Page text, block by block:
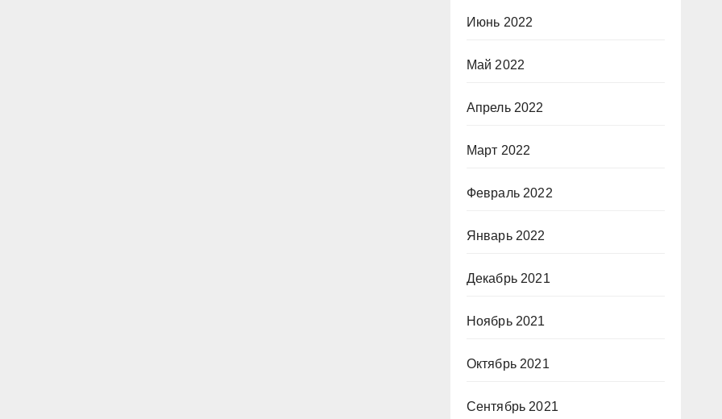
Июнь 2022
Май 2022
Апрель 2022
Март 2022
Февраль 2022
Январь 2022
Декабрь 2021
Ноябрь 2021
Октябрь 2021
Сентябрь 2021